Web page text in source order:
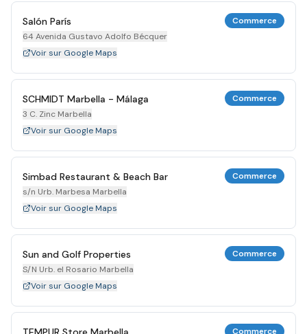
Salón París
64 Avenida Gustavo Adolfo Bécquer
Commerce
Voir sur Google Maps
SCHMIDT Marbella - Málaga
3 C. Zinc Marbella
Commerce
Voir sur Google Maps
Simbad Restaurant & Beach Bar
s/n Urb. Marbesa Marbella
Commerce
Voir sur Google Maps
Sun and Golf Properties
S/N Urb. el Rosario Marbella
Commerce
Voir sur Google Maps
Commerce